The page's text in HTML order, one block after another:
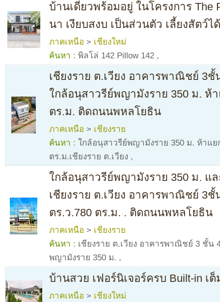
บ้านเดี่ยวพร้อมอยู่ ในโครงการ The
นา เงียบสงบ เป็นส่วนตัว เลี้ยงสัตว์
ภาคเหนือ > เชียงใหม่
ค้นหา : พิลโล่ 142 Pillow 142 ,
เชียงราย ต.เวียง อาคารพาณิชย์ 3
ใกล้อนุสาวรีย์พญามังราย 350 ม. ห้
ตร.ม. ติดถนนพหลโยธิน
ภาคเหนือ > เชียงราย
ค้นหา : ใกล้อนุสาวรีย์พญามังราย 350 ม. ห้าแ
ตร.ม.เชียงราย ต.เวียง ,
ใกล้อนุสาวรีย์พญามังราย 350 ม. แ
เชียงราย ต.เวียง อาคารพาณิชย์ 3
ตร.ว.780 ตร.ม. . ติดถนนพหลโยธิน
ภาคเหนือ > เชียงราย
ค้นหา : เชียงราย ต.เวียง อาคารพาณิชย์ 3 ชั้น
พญามังราย 350 ม. ,
บ้านสวย เฟอร์นิเจอร์ครบ Built-in เ
ภาคเหนือ > เชียงใหม่